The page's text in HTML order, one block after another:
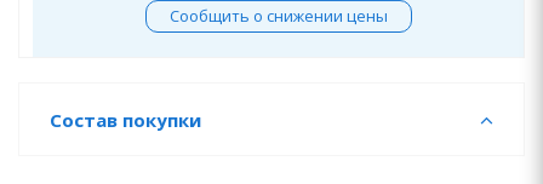
Сообщить о снижении цены
Состав покупки